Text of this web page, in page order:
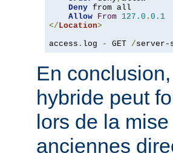
Deny from all
Allow From 127.0 . 0.1
</Location>
access . log - GET /server-
En
hybride peut
lors de la
anciennes